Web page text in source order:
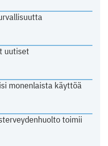
uutiset
monenlaista käyttöä
toimii